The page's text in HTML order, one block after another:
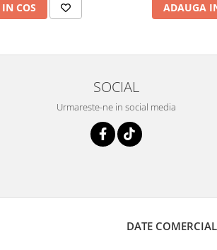
COS ADAUGA
SOCIAL
Urmareste-ne in social media
DATE